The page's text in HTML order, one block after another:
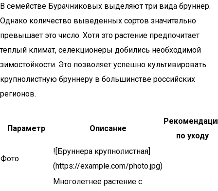
В семействе Бурачниковых выделяют три вида бруннер.
Однако количество выведенных сортов значительно
превышает это число. Хотя это растение предпочитает
теплый климат, селекционеры добились необходимой
зимостойкости. Это позволяет успешно культивировать
крупнолистную бруннеру в большинстве российских
регионов.
Параметр Описание
по уходу
Фото
![Бруннера крупнолистная]
(https://example.com/photo.jpg)
Многолетнее растение с